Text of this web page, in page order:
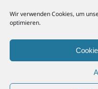
Wir verwenden Cookies, um
optimieren.